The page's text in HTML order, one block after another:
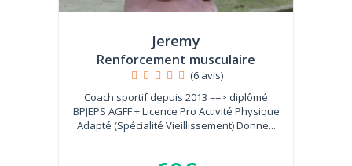
Jeremy
Renforcement musculaire
(6 avis)
Coach sportif depuis 2013 ==> diplômé
BPJEPS AGFF + Licence Pro Activité Physique
Adapté (Spécialité Vieillissement) Donne...